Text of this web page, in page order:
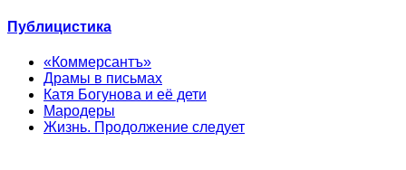
Публицистика
«Коммерсантъ»
Драмы в письмах
Катя Богунова и её дети
Мародеры
Жизнь. Продолжение следует